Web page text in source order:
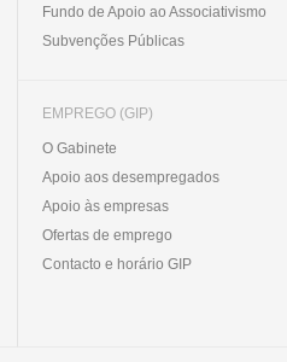
Fundo de Apoio ao Associativismo
Subvenções Públicas
EMPREGO (GIP)
O Gabinete
Apoio aos desempregados
Apoio às empresas
Ofertas de emprego
Contacto e horário GIP